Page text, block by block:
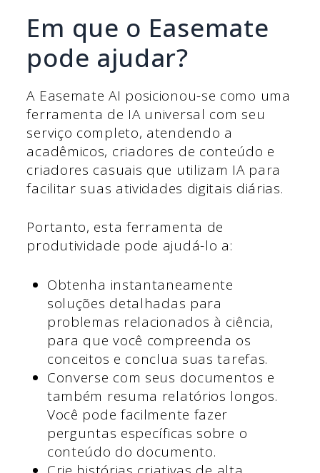
Em que o Easemate
pode ajudar?
A Easemate AI posicionou-se como uma
ferramenta de IA universal com seu
serviço completo, atendendo a
acadêmicos, criadores de conteúdo e
criadores casuais que utilizam IA para
facilitar suas atividades digitais diárias.
Portanto, esta ferramenta de
produtividade pode ajudá-lo a:
Obtenha instantaneamente
soluções detalhadas para
problemas relacionados à ciência,
para que você compreenda os
conceitos e conclua suas tarefas.
Converse com seus documentos e
também resuma relatórios longos.
Você pode facilmente fazer
perguntas específicas sobre o
conteúdo do documento.